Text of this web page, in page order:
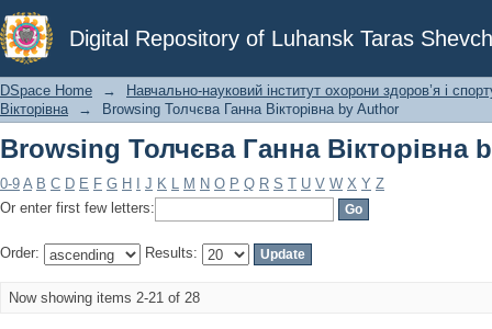
Digital Repository of Luhansk Taras
Browsing Толчєва Ганна Вікторівна
DSpace Home →
Навчально-науковий інститут охорони здоров’я і
Вікторівна
→ Browsing Толчєва Ганна Вікторівна by Author
Browsing Толчєва Ганна Вікторівна
0-9 A B C D E F G H J K L M N O P Q R S T U V W X Y Z
Or enter first few letters:
Order: Results:
Now showing items 2-21 of 28